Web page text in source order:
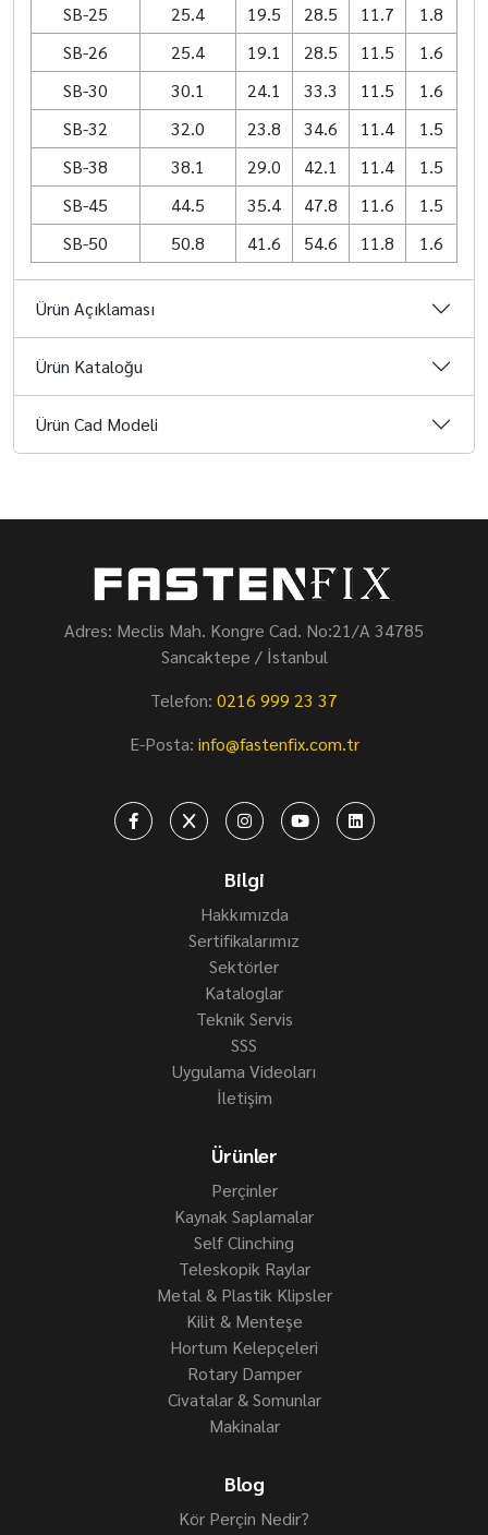
SB-25
25.4 19.5 28.5 11.7
1.8
SB-26
25.4 19.1 28.5 11.5
1.6
SB-30
30.1 24.1 33.3 11.5
1.6
SB-32
32.0 23.8 34.6 11.4
1.5
SB-38
38.1 29.0 42.1 11.4
1.5
SB-45
44.5 35.4 47.8 11.6
1.5
SB-50
50.8 41.6 54.6 11.8 1.6
Ürün Açıklaması
Ürün Kataloğu
Ürün Cad Modeli
Adres: Meclis Mah. Kongre Cad. No:21/A 34785
Sancaktepe / İstanbul
Telefon: 0216 999 23 37
E-Posta: info@fastenfix.com.tr
Bilgi
Hakkımızda
Sertifikalarımız
Sektörler
Kataloglar
Teknik Servis
SSS
Uygulama Videoları
İletişim
Ürünler
Perçinler
Kaynak Saplamalar
Self Clinching
Teleskopik Raylar
Metal & Plastik Klipsler
Kilit & Menteşe
Hortum Kelepçeleri
Rotary Damper
Civatalar & Somunlar
Makinalar
Blog
Kör Perçin Nedir?